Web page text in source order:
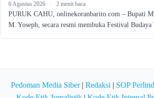
6 Agustus 2026 · 2 menit baca
PURUK CAHU, onlinekoranbarito.com – Bupati
M. Yoseph, secara resmi membuka Festival
Pedoman Media Siber| Redaksi | SOP